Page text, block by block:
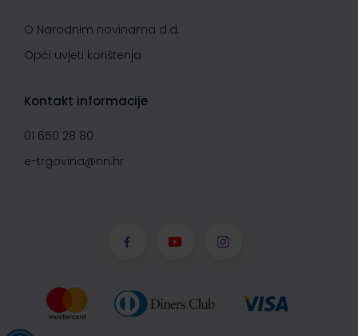
O Narodnim novinama d.d.
Opći uvjeti korištenja
Kontakt informacije
01 650 28 80
e-trgovina@nn.hr